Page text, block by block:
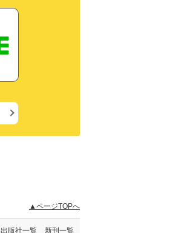
▲ページTOPへ
出版社一覧 新刊一覧